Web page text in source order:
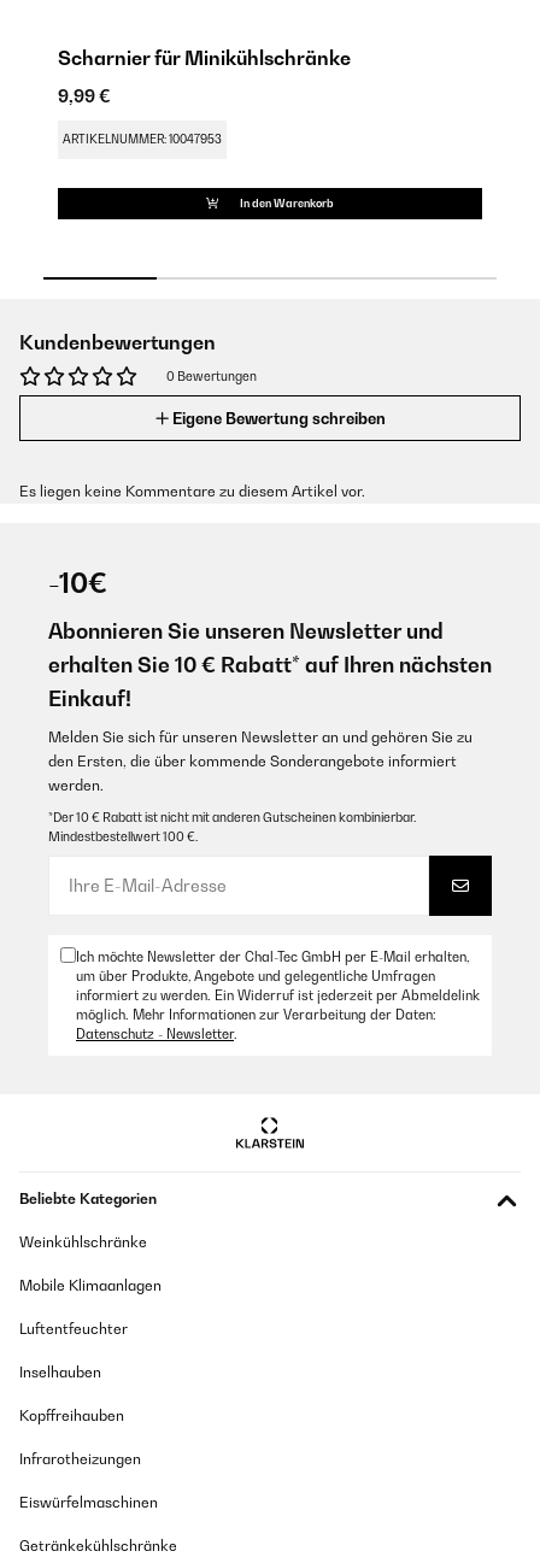
Scharnier für Minikühlschränke
9,99 €
ARTIKELNUMMER: 10047953
In den Warenkorb
Kundenbewertungen
0 Bewertungen
Eigene Bewertung schreiben
Es liegen keine Kommentare zu diesem Artikel vor.
-10€
Abonnieren Sie unseren Newsletter und
erhalten Sie 10 € Rabatt* auf Ihren nächsten
Einkauf!
Melden Sie sich für unseren Newsletter an und gehören Sie zu
den Ersten, die über kommende Sonderangebote informiert
werden.
*Der 10 € Rabatt ist nicht mit anderen Gutscheinen kombinierbar.
Mindestbestellwert 100 €.
Ich möchte Newsletter der Chal-Tec GmbH per E-Mail erhalten,
um über Produkte, Angebote und gelegentliche Umfragen
informiert zu werden. Ein Widerruf ist jederzeit per Abmeldelink
möglich. Mehr Informationen zur Verarbeitung der Daten:
Datenschutz - Newsletter.
Beliebte Kategorien
Weinkühlschränke
Mobile Klimaanlagen
Luftentfeuchter
Inselhauben
Kopffreihauben
Infrarotheizungen
Eiswürfelmaschinen
Getränkekühlschränke